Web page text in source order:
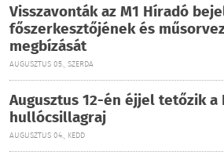
Visszavonták az M1 Híradó
főszerkesztőjének és
megbízását
AUGUSZTUS 05., SZERDA
Augusztus 12-én éjjel tetőzik a
hullócsillagraj
AUGUSZTUS 04., KEDD